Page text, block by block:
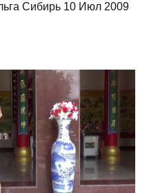
Сибирь 10 Июл 2009